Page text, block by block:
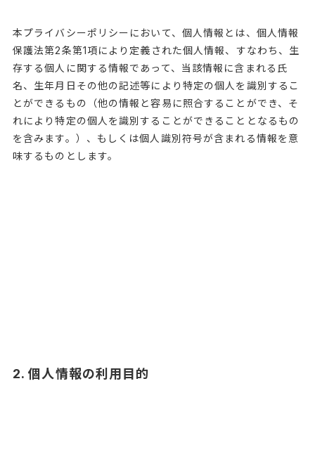
本プライバシーポリシーにおいて、個人情報とは、個人情報
保護法第2条第1項により定義された個人情報、すなわち、生
存する個人に関する情報であって、当該情報に含まれる氏
名、生年月日その他の記述等により特定の個人を識別するこ
とができるもの（他の情報と容易に照合することができ、そ
れにより特定の個人を識別することができることとなるもの
を含みます。）、もしくは個人識別符号が含まれる情報を意
味するものとします。
2. 個人情報の利用目的